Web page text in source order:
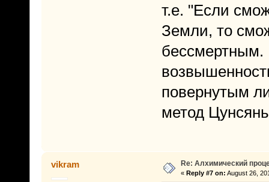
т.е. "Если
Земли, то
бессмертным.
повернутым
метод
vikram Re: Алхимический
« Reply #7 on: August 26,